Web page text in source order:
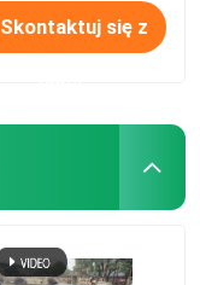
Skontaktuj się z